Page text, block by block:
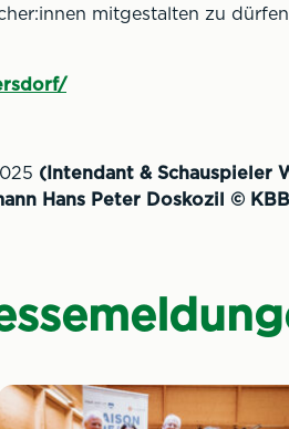
mitgestalten zu
(Intendant & Schauspieler
Hans Peter Doskozil ©